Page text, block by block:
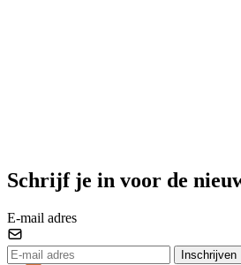
Schrijf je in voor de
E-mail adres
Inschrijven